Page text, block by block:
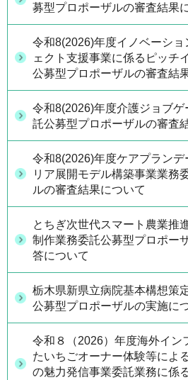
募型プロポーザルの審査結果
令和8(2026)年度イノベーシ
ェクト支援事業に係るピッチ
公募型プロポーザルの審査結
令和8(2026)年度介護ジョブ
託公募型プロポーザルの審査
令和8(2026)年度ケアプラン
リア展開モデル構築事業業務
ルの審査結果について
とちぎ次世代スマート農業推
制作業務委託公募型プロポー
答について
栃木県新県立病院基本構想策
公募型プロポーザルの実施に
令和８（2026）年度海外イン
たいちごオーナー体験等によ
の魅力発信事業委託業務に係